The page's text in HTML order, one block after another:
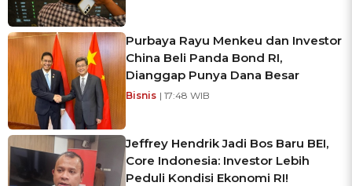
Purbaya Rayu Menkeu dan Investor
China Beli Panda Bond RI,
Dianggap Punya Dana Besar
Bisnis | 17:48 WIB
Jeffrey Hendrik Jadi Bos Baru BEI,
Core Indonesia: Investor Lebih
Peduli Kondisi Ekonomi RI!